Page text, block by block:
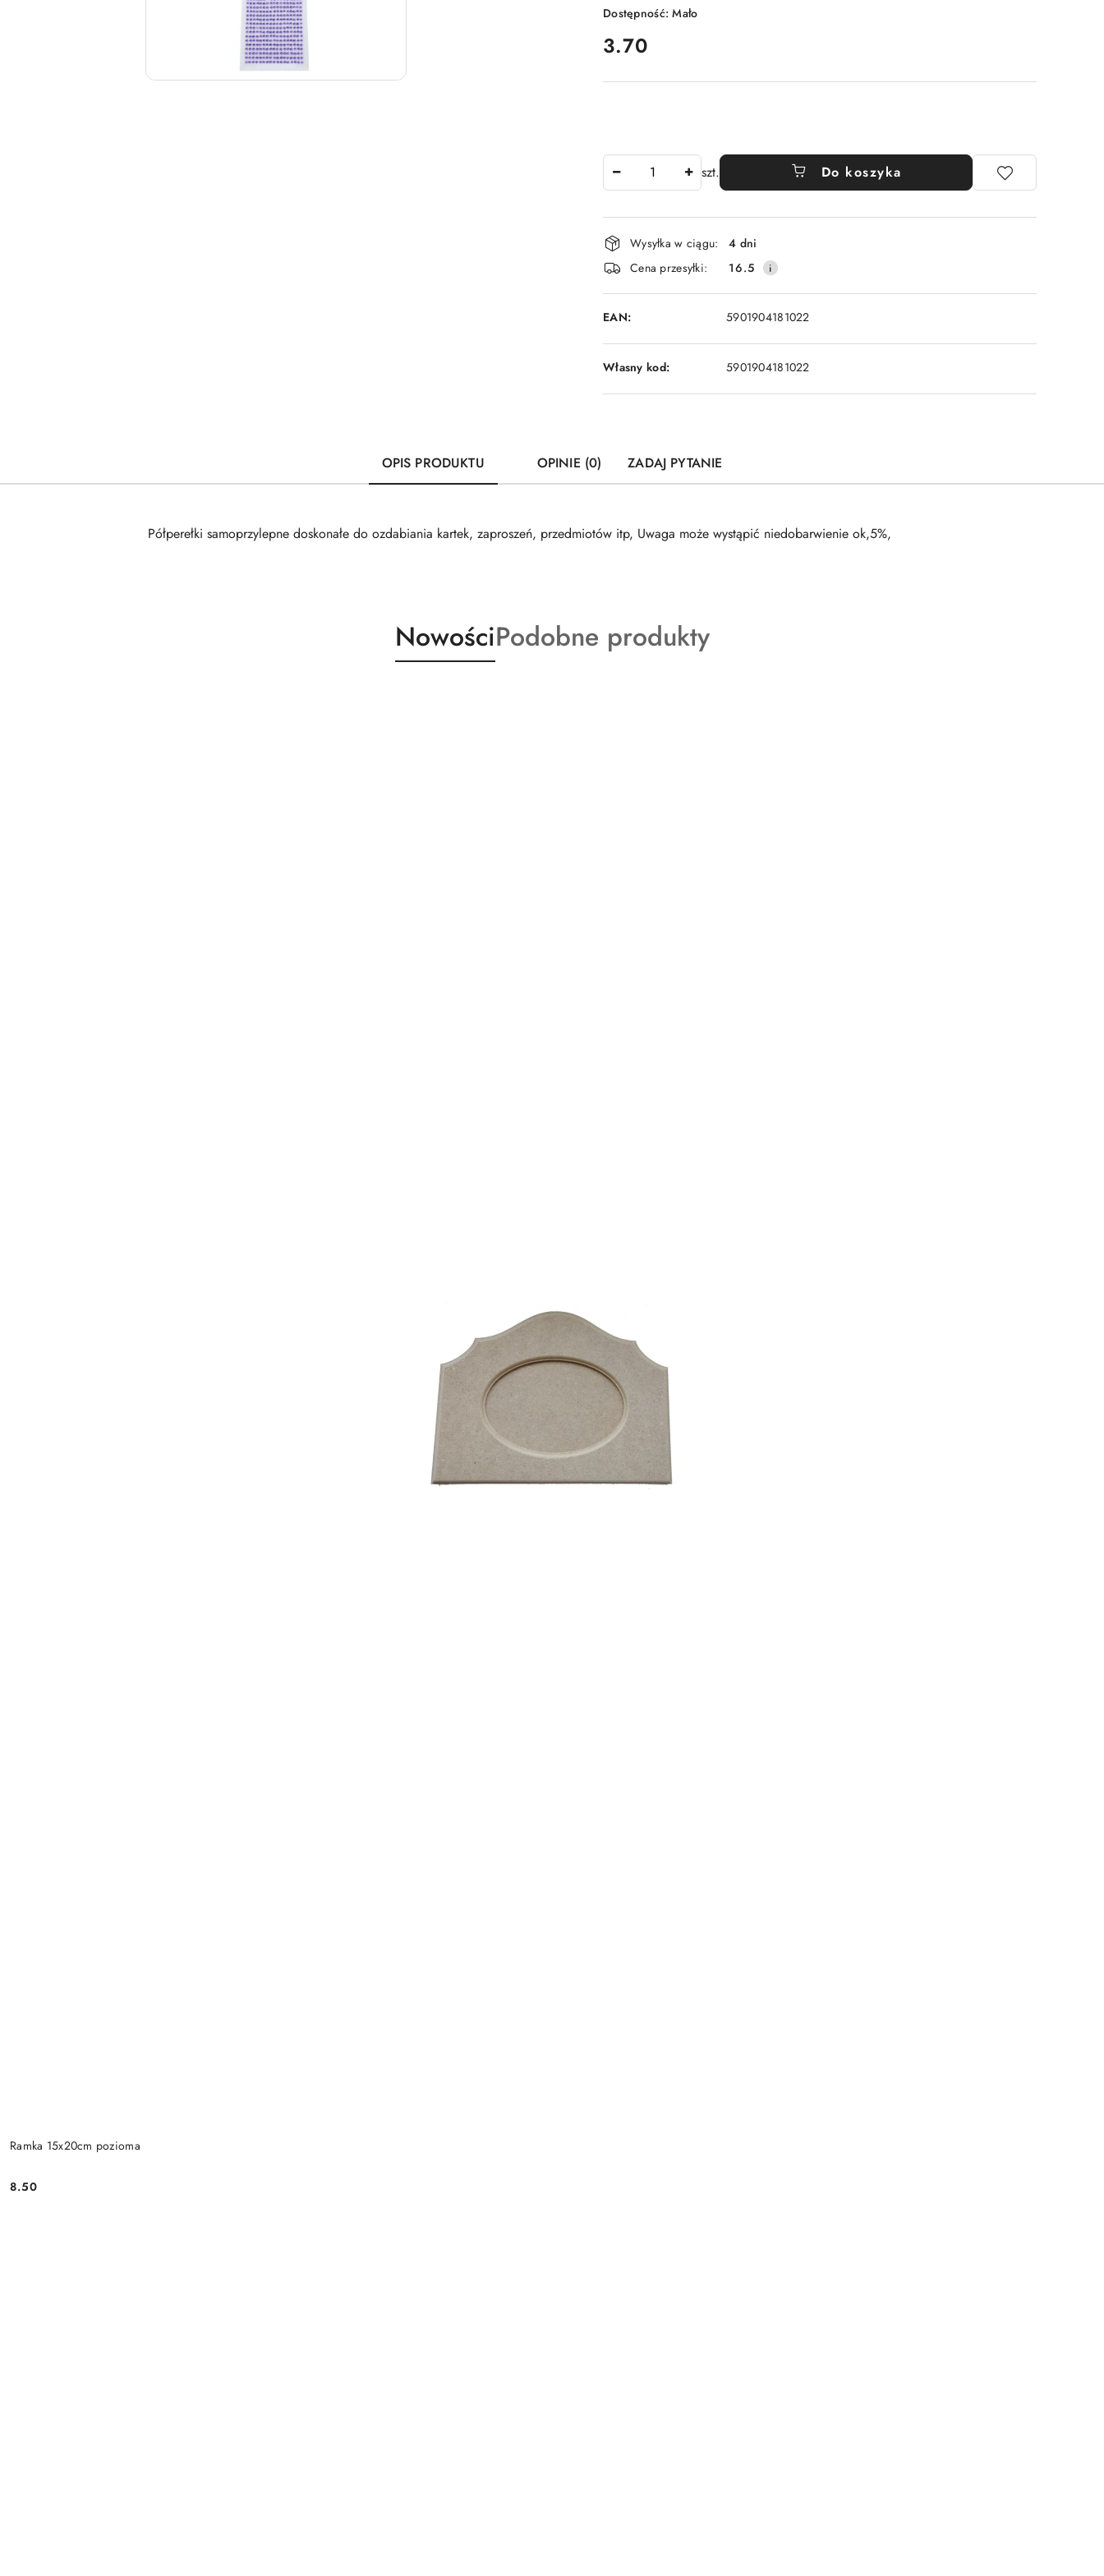
Dostępność:Mało
cena:
3.70
szt. Do koszyka
Dostępność
i
dostawa
Wysyłka w ciągu:
4 dni
Cena przesyłki:
16.5
EAN: 5901904181022
Własny kod: 5901904181022
OPIS PRODUKTU OPINIE (0) ZADAJ PYTANIE
Półperełki samoprzylepne doskonałe do ozdabiania kartek, zaproszeń, przedmiotów itp, Uwaga może wystąpić niedobarwienie ok,5%,
Produkty
o
NowościProdukty
o
Podobne produkty
Ramka 15x20cm pozioma
Cena:
8.50